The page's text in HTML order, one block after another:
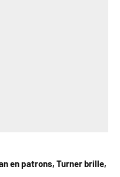
en patrons, Turner brille,